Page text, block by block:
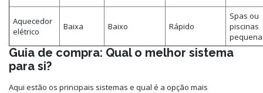
Aquecedor
elétrico
Baixa Baixo Rápido
Spas ou
piscinas
Guia de compra: Qual o melhor sistema
para si?
Aqui estão os principais sistemas e qual é a opção mais